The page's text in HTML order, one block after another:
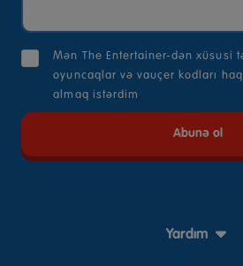
Mən The Entertainer-dən xüsusi
oyuncaqlar və vauçer kodları
almaq istərdim
Yardım